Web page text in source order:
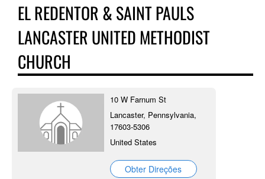
EL REDENTOR & SAINT PAULS
LANCASTER UNITED METHODIST
CHURCH
10 W Farnum St
Lancaster, Pennsylvania,
17603-5306
United States
Obter Direções